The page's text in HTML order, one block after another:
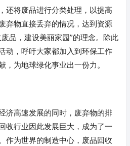
还将废品进行分类处理，以提高
弃物直接丢弃的情况，达到资源
品，建设美丽家园”的理念。除此
动，呼吁大家都加入到环保工作
，为地球绿化事业出一份力。
济高速发展的同时，废弃物的排
收行业因此发展巨大，成为了一
作为世界的制造中心，废品回收